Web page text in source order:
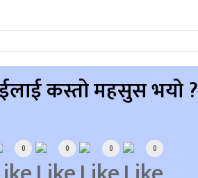
कस्तो महसुस भयो ?
0 0 0 0